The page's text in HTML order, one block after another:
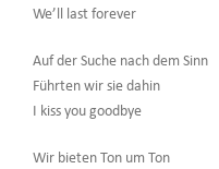
We’ll last forever
Auf der Suche nach dem Sinn
Führten wir sie dahin
I kiss you goodbye
Wir bieten Ton um Ton